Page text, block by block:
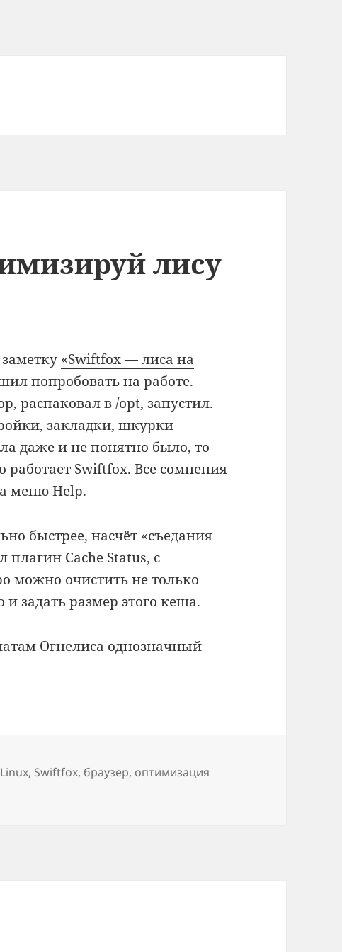
лису
«Swiftfox — лиса на
попробовать на работе.
распаковал в /opt, запустил.
закладки, шкурки
даже и не понятно было, то
работает Swiftfox. Все сомнения
меню Help.
быстрее, насчёт «съедания
плагин Cache Status, с
можно очистить не только
задать размер этого кеша.
Огнелиса однозначный
Linux, Swiftfox, браузер, оптимизация